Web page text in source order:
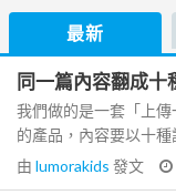
最新
同一篇內容翻成十
我們做的是一套「上傳
的產品，內容要以十種
由 lumorakids 發文